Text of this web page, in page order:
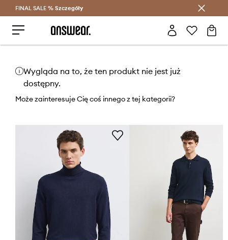
Oszczędzaj z Answear Club >
FINAL SALE % Szczegóły
Wygląda na to, że ten produkt nie jest już
dostępny.
Może zainteresuje Cię coś innego z tej kategorii?